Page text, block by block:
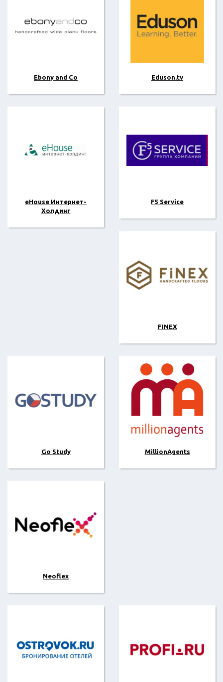
Ebony and Co Eduson.tv
eHouse Интернет-
Холдинг
F5 Service
FINEX
Go Study MillionAgents
Neoflex